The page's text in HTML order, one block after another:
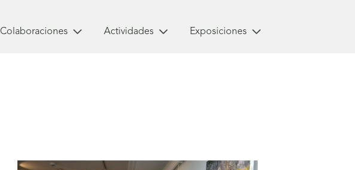
Colaboraciones Actividades Exposiciones